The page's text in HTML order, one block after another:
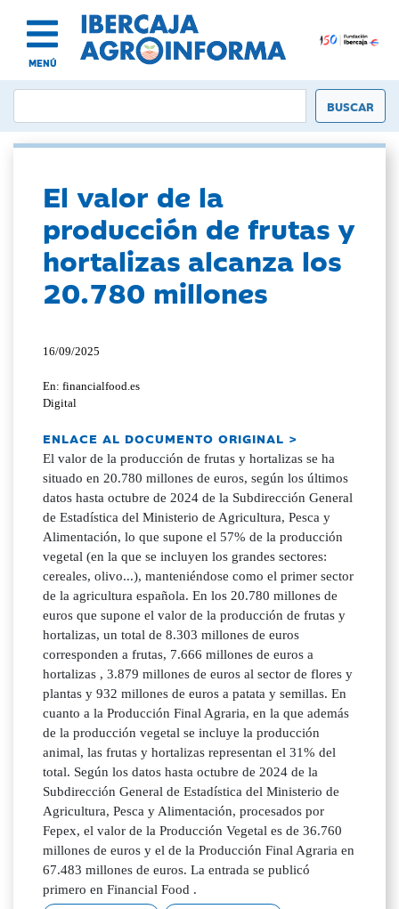
MENÚ
El valor de la
producción de frutas y
hortalizas alcanza los
20.780 millones
16/09/2025
En: financialfood.es
Digital
ENLACE AL DOCUMENTO ORIGINAL >
El valor de la producción de frutas y hortalizas se ha
situado en 20.780 millones de euros, según los últimos
datos hasta octubre de 2024 de la Subdirección General
de Estadística del Ministerio de Agricultura, Pesca y
Alimentación, lo que supone el 57% de la producción
vegetal (en la que se incluyen los grandes sectores:
cereales, olivo...), manteniéndose como el primer sector
de la agricultura española. En los 20.780 millones de
euros que supone el valor de la producción de frutas y
hortalizas, un total de 8.303 millones de euros
corresponden a frutas, 7.666 millones de euros a
hortalizas , 3.879 millones de euros al sector de flores y
plantas y 932 millones de euros a patata y semillas. En
cuanto a la Producción Final Agraria, en la que además
de la producción vegetal se incluye la producción
animal, las frutas y hortalizas representan el 31% del
total. Según los datos hasta octubre de 2024 de la
Subdirección General de Estadística del Ministerio de
Agricultura, Pesca y Alimentación, procesados por
Fepex, el valor de la Producción Vegetal es de 36.760
millones de euros y el de la Producción Final Agraria en
67.483 millones de euros. La entrada se publicó
primero en Financial Food .